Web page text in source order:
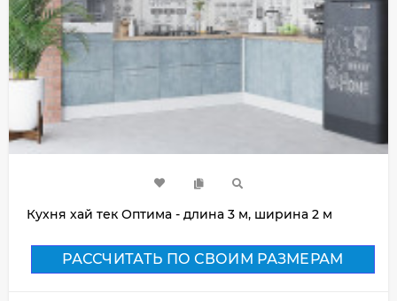
Кухня хай тек Оптима - длина 3 м, ширина 2 м
РАССЧИТАТЬ ПО СВОИМ РАЗМЕРАМ